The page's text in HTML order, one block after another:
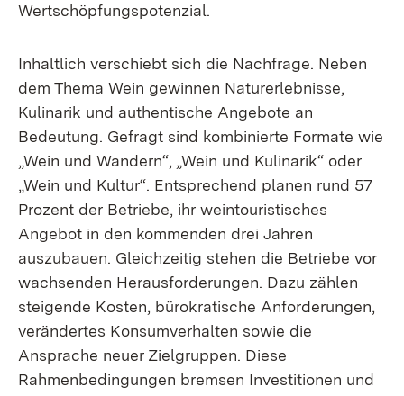
Wertschöpfungspotenzial.
Inhaltlich verschiebt sich die Nachfrage. Neben
dem Thema Wein gewinnen Naturerlebnisse,
Kulinarik und authentische Angebote an
Bedeutung. Gefragt sind kombinierte Formate wie
„Wein und Wandern“, „Wein und Kulinarik“ oder
„Wein und Kultur“. Entsprechend planen rund 57
Prozent der Betriebe, ihr weintouristisches
Angebot in den kommenden drei Jahren
auszubauen. Gleichzeitig stehen die Betriebe vor
wachsenden Herausforderungen. Dazu zählen
steigende Kosten, bürokratische Anforderungen,
verändertes Konsumverhalten sowie die
Ansprache neuer Zielgruppen. Diese
Rahmenbedingungen bremsen Investitionen und